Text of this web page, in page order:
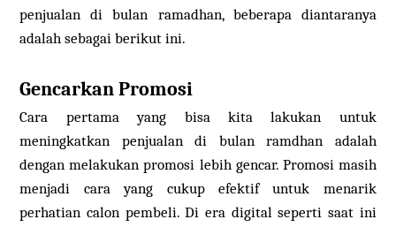
penjualan di bulan ramadhan, beberapa diantaranya
adalah sebagai berikut ini.
Gencarkan Promosi
Cara pertama yang bisa kita lakukan untuk
meningkatkan penjualan di bulan ramdhan adalah
dengan melakukan promosi lebih gencar. Promosi masih
menjadi cara yang cukup efektif untuk menarik
perhatian calon pembeli. Di era digital seperti saat ini